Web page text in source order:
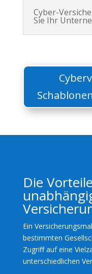
Cyber-
Sie Ihr
Die
Ein
bestimmten
Zugriff auf eine
unterschiedlichen